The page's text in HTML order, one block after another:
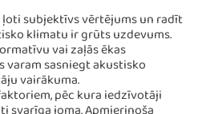
subjektīvs vērtējums un radīt
klimatu ir grūts uzdevums.
vai zaļās ēkas
varam sasniegt akustisko
vairākuma.
pēc kura iedzīvotāji